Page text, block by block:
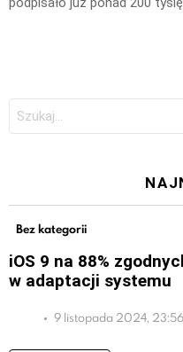
Bez kategorii
iOS 9 na 88%
w adaptacji systemu
9 listopada 2024, 23:56